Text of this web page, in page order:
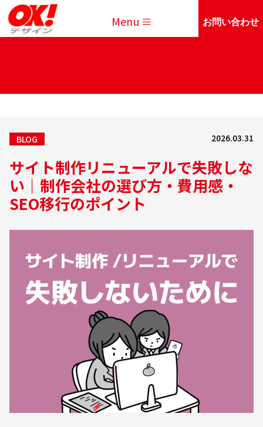
Menu お問い合わせ
BLOG 2026.03.31
サイト制作リニューアルで失敗しな
い｜制作会社の選び方・費用感・
SEO移行のポイント